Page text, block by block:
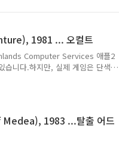
1981 ... 오컬트
Computer Services 애플2
니다.하지만, 실제 게임은 단색
Creature Venture -
in 1980.[1] Creature Vent..
1983 ...탈출 어드